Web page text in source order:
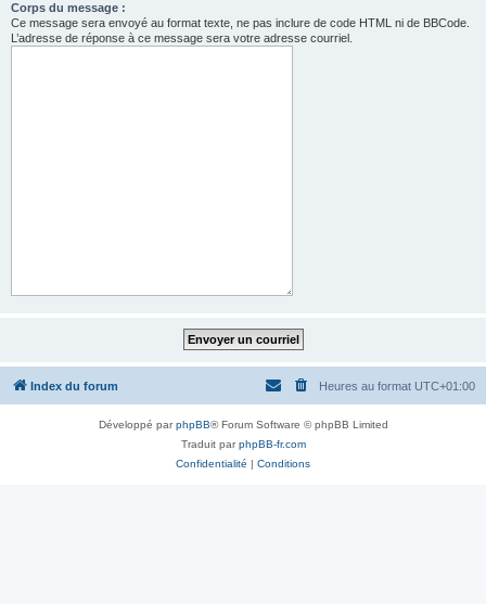
Corps du message :
Ce message sera envoyé au format texte, ne pas inclure de code HTML ni de BBCode.
L’adresse de réponse à ce message sera votre adresse courriel.
Index du forum Heures au format UTC+01:00
Développé parphpBB® Forum Software © phpBB Limited
Traduit parphpBB-fr.com
Confidentialité | Conditions